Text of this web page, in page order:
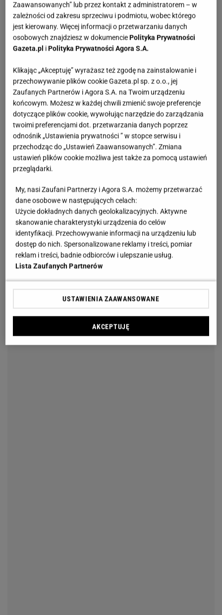
Zaawansowanych” lub przez kontakt z administratorem – w
zależności od zakresu sprzeciwu i podmiotu, wobec którego
jest kierowany. Więcej informacji o przetwarzaniu danych
osobowych znajdziesz w dokumenciePolityka Prywatności
Gazeta.pl iPolityka Prywatności Agora S.A.
Klikając „Akceptuję” wyrażasz też zgodę na zainstalowanie i
przechowywanie plików cookie Gazeta.pl sp. z o.o., jej
Zaufanych Partnerów i Agora S.A. na Twoim urządzeniu
końcowym. Możesz w każdej chwili zmienić swoje preferencje
dotyczące plików cookie, wywołując narzędzie do zarządzania
twoimi preferencjami dot. przetwarzania danych poprzez
odnośnik „Ustawienia prywatności ” w stopce serwisu i
przechodząc do „Ustawień Zaawansowanych”. Zmiana
ustawień plików cookie możliwa jest także za pomocą ustawień
przeglądarki.
My, nasi Zaufani Partnerzy i Agora S.A. możemy przetwarzać
dane osobowe w następujących celach:
Użycie dokładnych danych geolokalizacyjnych. Aktywne
skanowanie charakterystyki urządzenia do celów
identyfikacji. Przechowywanie informacji na urządzeniu lub
dostęp do nich. Spersonalizowane reklamy i treści, pomiar
reklam i treści, badnie odbiorców i ulepszanie usług.
Lista Zaufanych Partnerów
USTAWIENIA ZAAWANSOWANE
AKCEPTUJĘ